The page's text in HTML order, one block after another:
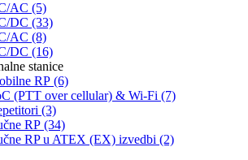
AC (5)
DC (33)
AC (8)
DC (16)
stanice
RP (6)
(PTT over cellular) & Wi-Fi (7)
(3)
RP (34)
RP u ATEX (EX) izvedbi (2)